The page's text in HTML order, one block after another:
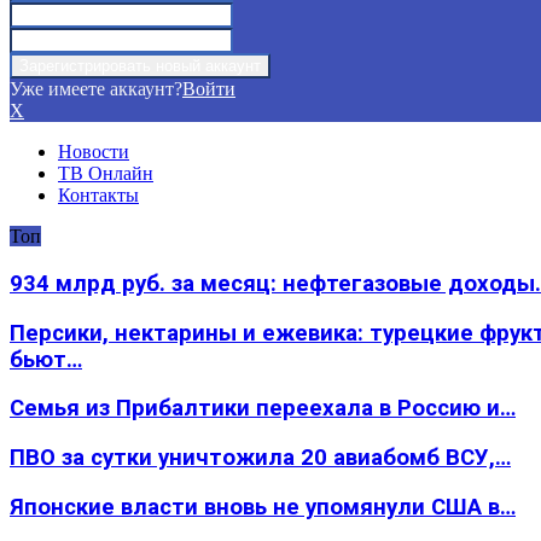
Уже имеете аккаунт?Войти
X
Новости
ТВ Онлайн
Контакты
Топ
934 млрд руб. за месяц: нефтегазовые
Персики, нектарины и ежевика: турецкие
бьют…
Семья из Прибалтики переехала в Россию и…
ПВО за сутки уничтожила 20 авиабомб ВСУ,…
Японские власти вновь не упомянули США в…